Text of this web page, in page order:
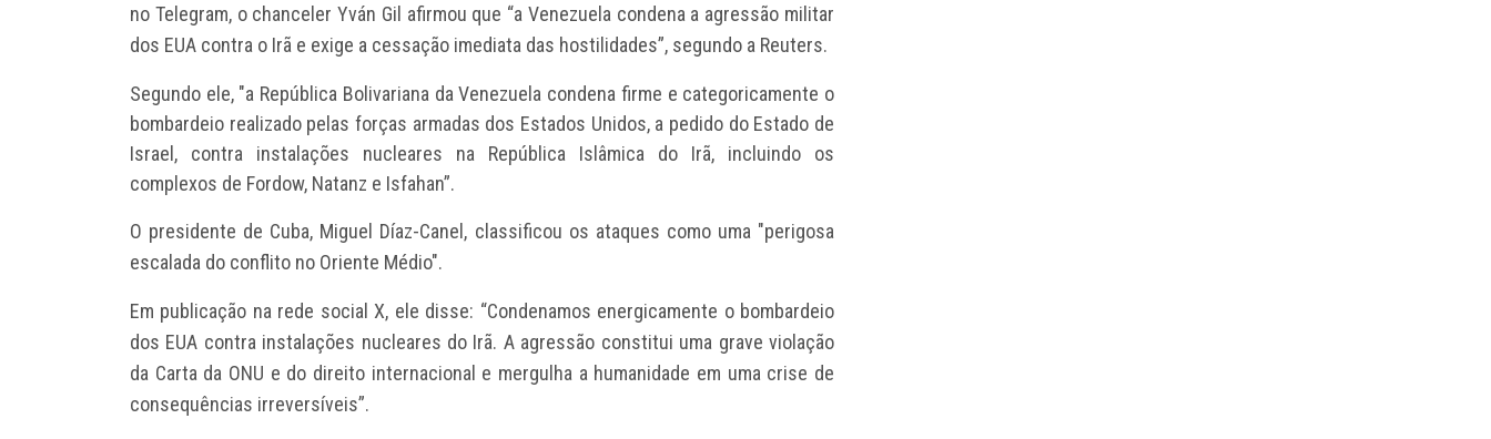
no Telegram, o chanceler Yván Gil afirmou que “a Venezuela condena a agressão militar
dos EUA contra o Irã e exige a cessação imediata das hostilidades”, segundo a Reuters.
Segundo ele, "a República Bolivariana da Venezuela condena firme e categoricamente o
bombardeio realizado pelas forças armadas dos Estados Unidos, a pedido do Estado de
Israel, contra instalações nucleares na República Islâmica do Irã, incluindo os
complexos de Fordow, Natanz e Isfahan”.
O presidente de Cuba, Miguel Díaz-Canel, classificou os ataques como uma "perigosa
escalada do conflito no Oriente Médio".
Em publicação na rede social X, ele disse: “Condenamos energicamente o bombardeio
dos EUA contra instalações nucleares do Irã. A agressão constitui uma grave violação
da Carta da ONU e do direito internacional e mergulha a humanidade em uma crise de
consequências irreversíveis”.